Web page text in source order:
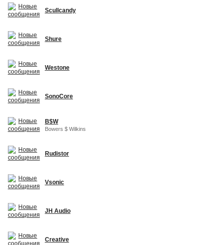
Scullcandy
Shure
Westone
SonoCore
B$W
Bowers $ Wilkins
Rudistor
Vsonic
JH Audio
Creative